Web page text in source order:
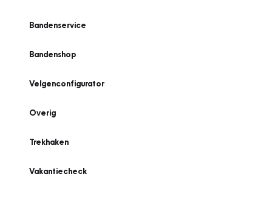
Bandenservice
Bandenshop
Velgenconfigurator
Overig
Trekhaken
Vakantiecheck